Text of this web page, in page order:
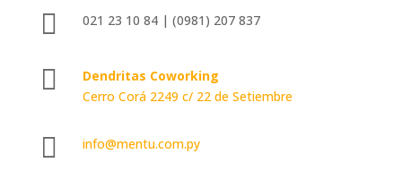
 021 23 10 84 | (0981) 207 837

Dendritas Coworking
Cerro Corá 2249 c/ 22 de Setiembre
 info@mentu.com.py